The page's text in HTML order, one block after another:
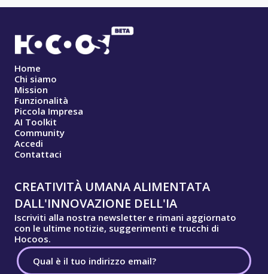
Home
Chi siamo
Mission
Funzionalità
Piccola Impresa
AI Toolkit
Community
Accedi
Contattaci
CREATIVITÀ UMANA ALIMENTATA
DALL'INNOVAZIONE DELL'IA
Iscriviti alla nostra newsletter e rimani aggiornato
con le ultime notizie, suggerimenti e trucchi di
Hocoos.